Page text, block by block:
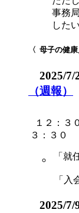
事務
した
〈 母子の健康
2025/7/
（週報）
１２：３
３：３０
「
「入
2025/7/